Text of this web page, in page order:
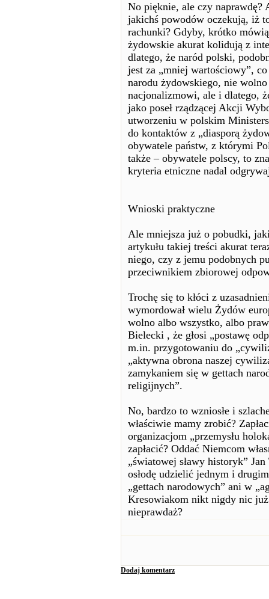
No pięknie, ale czy naprawdę?
jakichś powodów oczekują, iż
rachunki? Gdyby, krótko
żydowskie akurat kolidują z
dlatego, że naród polski,
jest za „mniej wartościowy”,
narodu żydowskiego, nie
nacjonalizmowi, ale i dlatego,
jako poseł rządzącej Akcji
utworzeniu w polskim
do kontaktów z „diasporą
obywatele państw, z którymi
także – obywatele polscy, to
kryteria etniczne nadal
Wnioski praktyczne
Ale mniejsza już o pobudki,
artykułu takiej treści akurat
niego, czy z jemu podobnych
przeciwnikiem zbiorowej
Trochę się to kłóci z
wymordował wielu Żydów
wolno albo wszystko, albo
Bielecki , że głosi „postawę
m.in. przygotowaniu do
„aktywna obrona naszej
zamykaniem się w gettach
religijnych”.
No, bardzo to wzniosłe i
właściwie mamy zrobić?
organizacjom „przemysłu
zapłacić? Oddać Niemcom
„światowej sławy historyk”
osłodę udzielić jednym i
„gettach narodowych” ani w
Kresowiakom nikt nigdy nic
nieprawdaż?
Dodaj komentarz